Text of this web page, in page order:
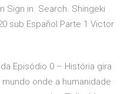
Sign in. Search. Shingeki
sub Español Parte 1 Victor
Episódio 0 – História gira
onde a humanidade